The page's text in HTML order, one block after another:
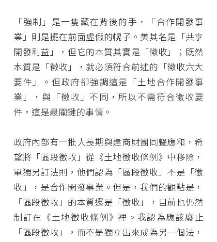
「強制」是一隻藏在背後的手，「合作開發事
業」則是擺在前面虛假的幌子。美其名是「共享
開發利益」，但它的本質其實是「徵收」；既然
本質是「徵收」，就必須符合前述的「徵收六大
要件」。但政府卻強調這是「土地合作開發事
業」，與「徵收」不同，所以不需符合徵收要
件，這是最關鍵的事情。
政府內部有一批人長期與建商財團同聲應和，希
望將「區段徵收」從《土地徵收條例》中移除，
單獨另訂法則，他們認為「區段徵收」不是「徵
收」，是合作開發事業。但是，我們的觀點是，
「區段徵收」的本質還是「徵收」，目前也仍然
制訂在《土地徵收條例》裡。我認為應該廢止
「區段徵收」，而不是獨立出來成為另一個法，